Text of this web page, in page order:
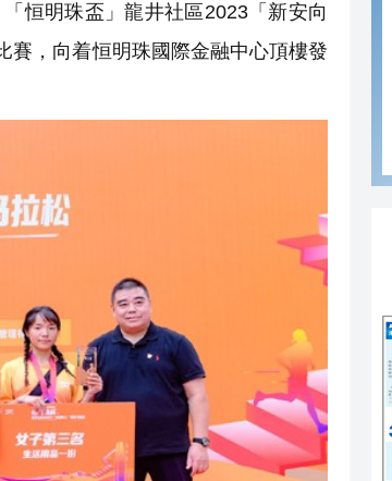
恒明珠盃」龍井社區2023「新安向
賽，向着恒明珠國際金融中心頂樓發